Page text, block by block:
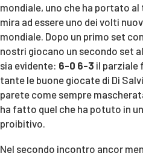
mondiale, uno che ha portato al
mira ad essere uno dei volti
mondiale. Dopo un primo set
nostri giocano un secondo set
sia evidente: 6-0 6-3 il parziale
tante le buone giocate di Di
parete come sempre
ha fatto quel che ha potuto in
proibitivo.
Nel secondo incontro ancor